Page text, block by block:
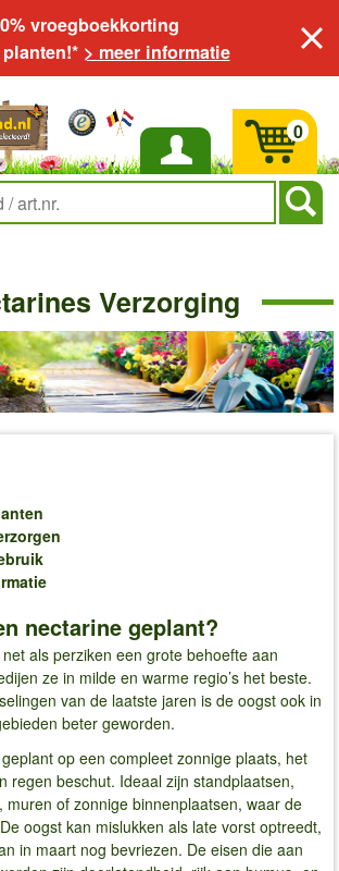
vroegboekkorting
> meer informatie
Inloggen
0
Verzorging
nectarine geplant?
als perziken een grote behoefte aan
ze in milde en warme regio’s het beste.
van de laatste jaren is de oogst ook in
beter geworden.
op een compleet zonnige plaats, het
regen beschut. Ideaal zijn standplaatsen,
muren of zonnige binnenplaatsen, waar de
oogst kan mislukken als late vorst optreedt,
in maart nog bevriezen. De eisen die aan